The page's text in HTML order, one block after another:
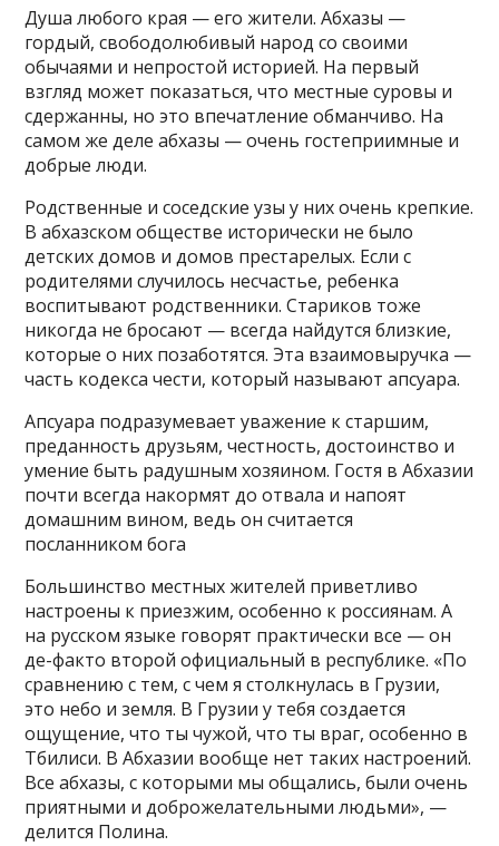
Душа любого края — его жители. Абхазы —
гордый, свободолюбивый народ со своими
обычаями и непростой историей. На первый
взгляд может показаться, что местные суровы и
сдержанны, но это впечатление обманчиво. На
самом же деле абхазы — очень гостеприимные и
добрые люди.
Родственные и соседские узы у них очень крепкие.
В абхазском обществе исторически не было
детских домов и домов престарелых. Если с
родителями случилось несчастье, ребенка
воспитывают родственники. Стариков тоже
никогда не бросают — всегда найдутся близкие,
которые о них позаботятся. Эта взаимовыручка —
часть кодекса чести, который называют апсуара.
Апсуара подразумевает уважение к старшим,
преданность друзьям, честность, достоинство и
умение быть радушным хозяином. Гостя в Абхазии
почти всегда накормят до отвала и напоят
домашним вином, ведь он считается
посланником бога
Большинство местных жителей приветливо
настроены к приезжим, особенно к россиянам. А
на русском языке говорят практически все — он
де-факто второй официальный в республике. «По
сравнению с тем, с чем я столкнулась в Грузии,
это небо и земля. В Грузии у тебя создается
ощущение, что ты чужой, что ты враг, особенно в
Тбилиси. В Абхазии вообще нет таких настроений.
Все абхазы, с которыми мы общались, были очень
приятными и доброжелательными людьми», —
делится Полина.